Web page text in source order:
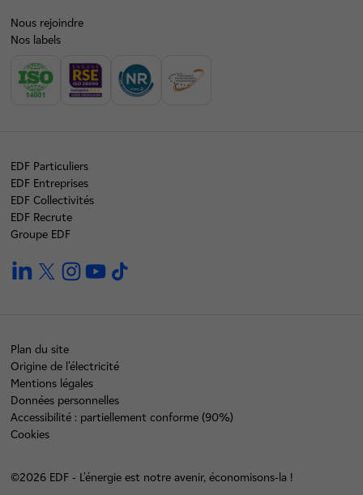
Nous rejoindre
Nos labels
EDF Particuliers
EDF Entreprises
EDF Collectivités
EDF Recrute
Groupe EDF
linkedintwitterinstagramyoutube
Plan du site
Origine de l'électricité
Mentions légales
Données personnelles
Accessibilité : partiellement conforme (90%)
Cookies
©2026 EDF - L'énergie est notre avenir, économisons-la !